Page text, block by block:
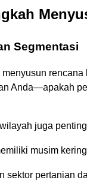
Segmentasi
Anda—apakah
juga
musim
sektor pertanian